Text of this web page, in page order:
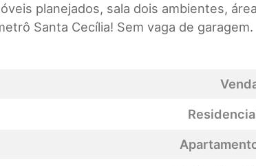
planejados, sala dois ambientes, área
Santa Cecília! Sem vaga de garagem.